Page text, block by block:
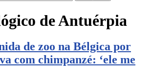
de Antuérpia
de zoo na Bélgica por
com chimpanzé: ‘ele me